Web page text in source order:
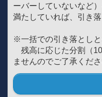
ーバーしていないなど
満たしていれば、引き
※一括での引き落としと
残高に応じた分割（
ませんのでご了承くださ